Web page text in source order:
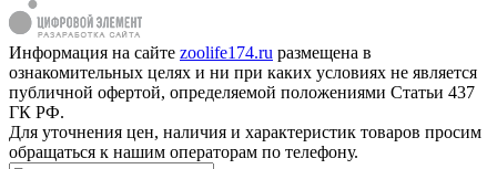
Информация на сайте zoolife174.ru размещена в
ознакомительных целях и ни при каких условиях не является
публичной офертой, определяемой положениями Статьи 437
ГК РФ.
Для уточнения цен, наличия и характеристик товаров просим
обращаться к нашим операторам по телефону.